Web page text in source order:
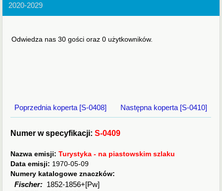
2020-2029
Odwiedza nas 30 gości oraz 0 użytkowników.
Poprzednia koperta [S-0408] Następna koperta [S-0410]
Numer w specyfikacji:S-0409
Nazwa emisji:Turystyka - na piastowskim szlaku
Data emisji: 1970-05-09
Numery katalogowe znaczków:
Fischer: 1852-1856+[Pw]